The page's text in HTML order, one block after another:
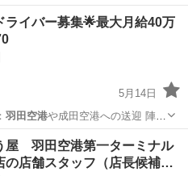
に必要な地上業務のことです。
ライバー募集🌟最大月給40万
5月14日
羽田空港や成田空港への送迎 陣痛
未経験
屋 羽田空港第一ターミナル
の店舗スタッフ（店長候補…